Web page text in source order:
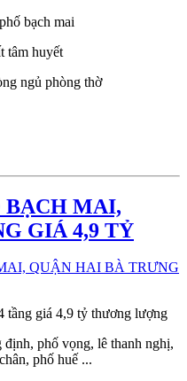
bạch mai
tâm huyết
ngủ phòng thờ
BẠCH MAI,
GIÁ 4,9 TỶ
tầng giá 4,9 tỷ thương lượng
phố vọng, lê thanh nghị,
phố huế ...